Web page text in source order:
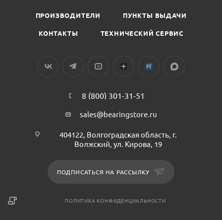
ПРОИЗВОДИТЕЛИ ПУНКТЫ ВЫДАЧИ
КОНТАКТЫ ТЕХНИЧЕСКИЙ СЕРВИС
8 (800) 301-31-51
sales@bearingstore.ru
404122, Волгоградская область, г.
Волжский, ул. Кирова, 19
ПОДПИСАТЬСЯ НА РАССЫЛКУ
ПОЛИТИКА КОНФИДЕНЦИАЛЬНОСТИ